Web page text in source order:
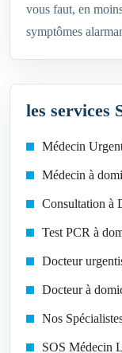
vous faut, en
symptômes
les services
Médecin
Médecin à
Consultation à
Test PCR à
Docteur
Docteur à
Nos
SOS Médecin